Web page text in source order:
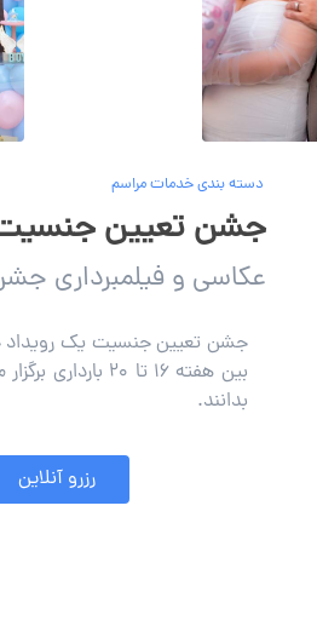
دسته بندی خدمات مراسم
جشن تعیین
عکاسی و فیلمبرداری
جشن تعیین جنسیت یک رویداد
بین هفته 16 تا
بدانند.
رزرو آنلاین